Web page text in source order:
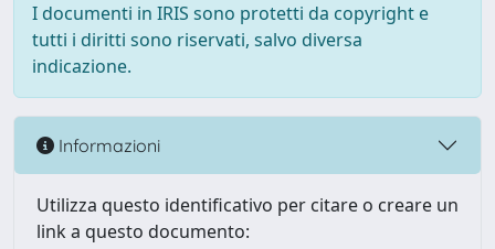
I documenti in IRIS sono protetti da copyright e
tutti i diritti sono riservati, salvo diversa
indicazione.
Informazioni
Utilizza questo identificativo per citare o creare un
link a questo documento: